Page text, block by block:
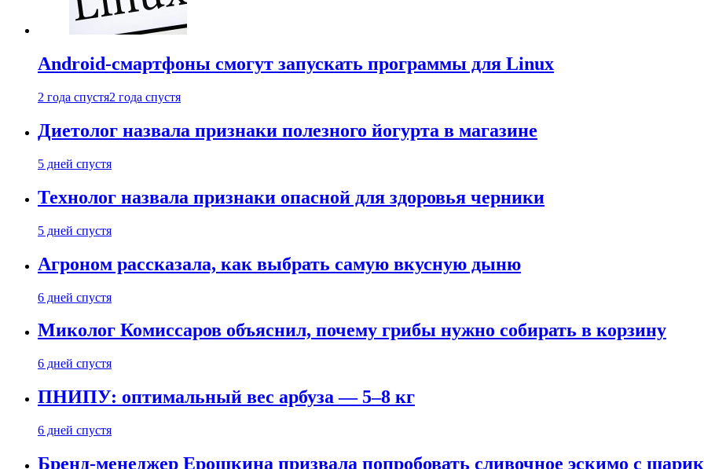
Android-смартфоны смогут запускать программы для Linux
2 года спустя2 года спустя
Диетолог назвала признаки полезного йогурта в магазине
5 дней спустя
Технолог назвала признаки опасной для здоровья черники
5 дней спустя
Агроном рассказала, как выбрать самую вкусную дыню
6 дней спустя
Миколог Комиссаров объяснил, почему грибы нужно собирать в корзину
6 дней спустя
ПНИПУ: оптимальный вес арбуза — 5–8 кг
6 дней спустя
Бренд-менеджер Ерошкина призвала попробовать сливочное эскимо с